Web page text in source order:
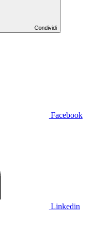
Condividi
Facebook
Linkedin